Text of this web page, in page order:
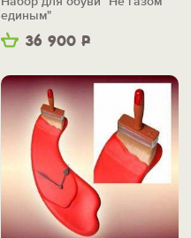
36 900 Р
единым"